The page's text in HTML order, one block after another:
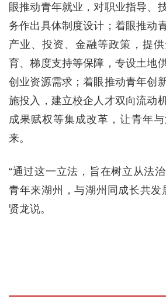
眼推动青年就业，对职业指导、
务作出具体制度设计；着眼推动
产业、投资、金融等政策，提
育、梯度支持等保障，专设土地
创业资源需求；着眼推动青年创
施投入，建立校企人才双向流动
成果赋权等集成改革，让青年
来。
“通过这一立法，旨在树立从法
青年来湖州，与湖州同成长共发
贤龙说。